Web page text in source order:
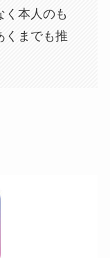
本人のも
くまでも推